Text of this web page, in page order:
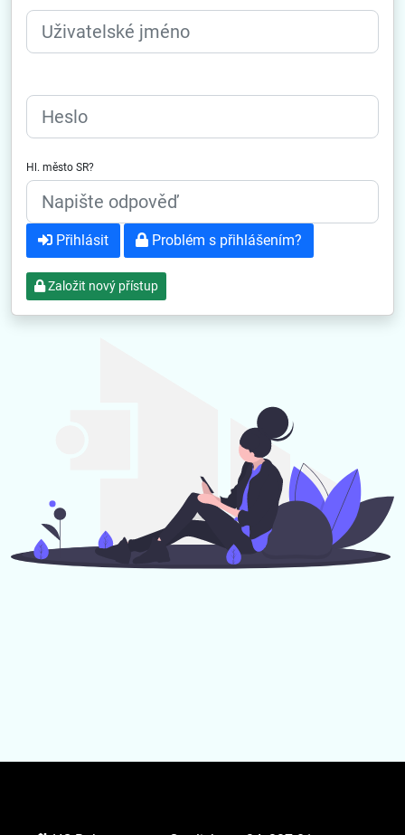
Hl. město SR?
Přihlásit Problém s přihlášením?
Založit nový přístup